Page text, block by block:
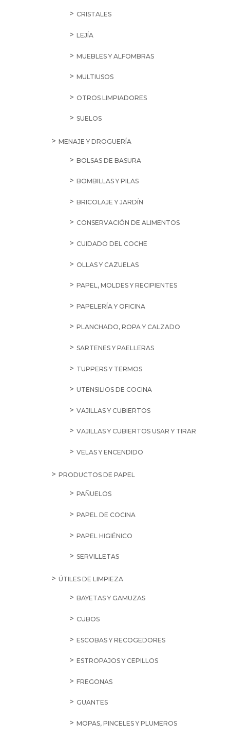
CRISTALES
LEJÍA
MUEBLES Y ALFOMBRAS
MULTIUSOS
OTROS LIMPIADORES
SUELOS
MENAJE Y DROGUERÍA
BOLSAS DE BASURA
BOMBILLAS Y PILAS
BRICOLAJE Y JARDÍN
CONSERVACIÓN DE ALIMENTOS
CUIDADO DEL COCHE
OLLAS Y CAZUELAS
PAPEL, MOLDES Y RECIPIENTES
PAPELERÍA Y OFICINA
PLANCHADO, ROPA Y CALZADO
SARTENES Y PAELLERAS
TUPPERS Y TERMOS
UTENSILIOS DE COCINA
VAJILLAS Y CUBIERTOS
VAJILLAS Y CUBIERTOS USAR Y TIRAR
VELAS Y ENCENDIDO
PRODUCTOS DE PAPEL
PAÑUELOS
PAPEL DE COCINA
PAPEL HIGIÉNICO
SERVILLETAS
ÚTILES DE LIMPIEZA
BAYETAS Y GAMUZAS
CUBOS
ESCOBAS Y RECOGEDORES
ESTROPAJOS Y CEPILLOS
FREGONAS
GUANTES
MOPAS, PINCELES Y PLUMEROS